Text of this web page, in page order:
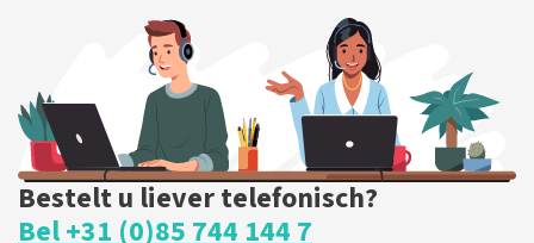
Bestelt u liever telefonisch?
Bel +31 (0)85 744 144 7